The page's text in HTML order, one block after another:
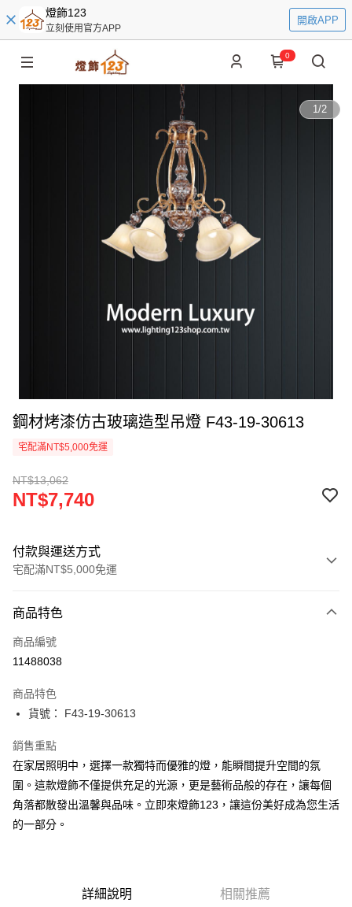
燈飾123
立刻使用官方APP
開啟APP
0
1/2
鋼材烤漆仿古玻璃造型吊燈 F43-19-30613
宅配滿NT$5,000免運
NT$13,062
NT$7,740
付款與運送方式
宅配滿NT$5,000免運
信用卡一次付款
LINE Pay
街口支付
悠遊付
Google Pay
全盈+PAY
AFTEE先享後付
商品特色
商品編號
11488038
商品特色
貨號： F43-19-30613
銷售重點
在家居照明中，選擇一款獨特而優雅的燈，能瞬間提升空間的氛
圍。這款燈飾不僅提供充足的光源，更是藝術品般的存在，讓每個
角落都散發出溫馨與品味。立即來燈飾123，讓這份美好成為您生活
的一部分。
詳細說明 相關推薦